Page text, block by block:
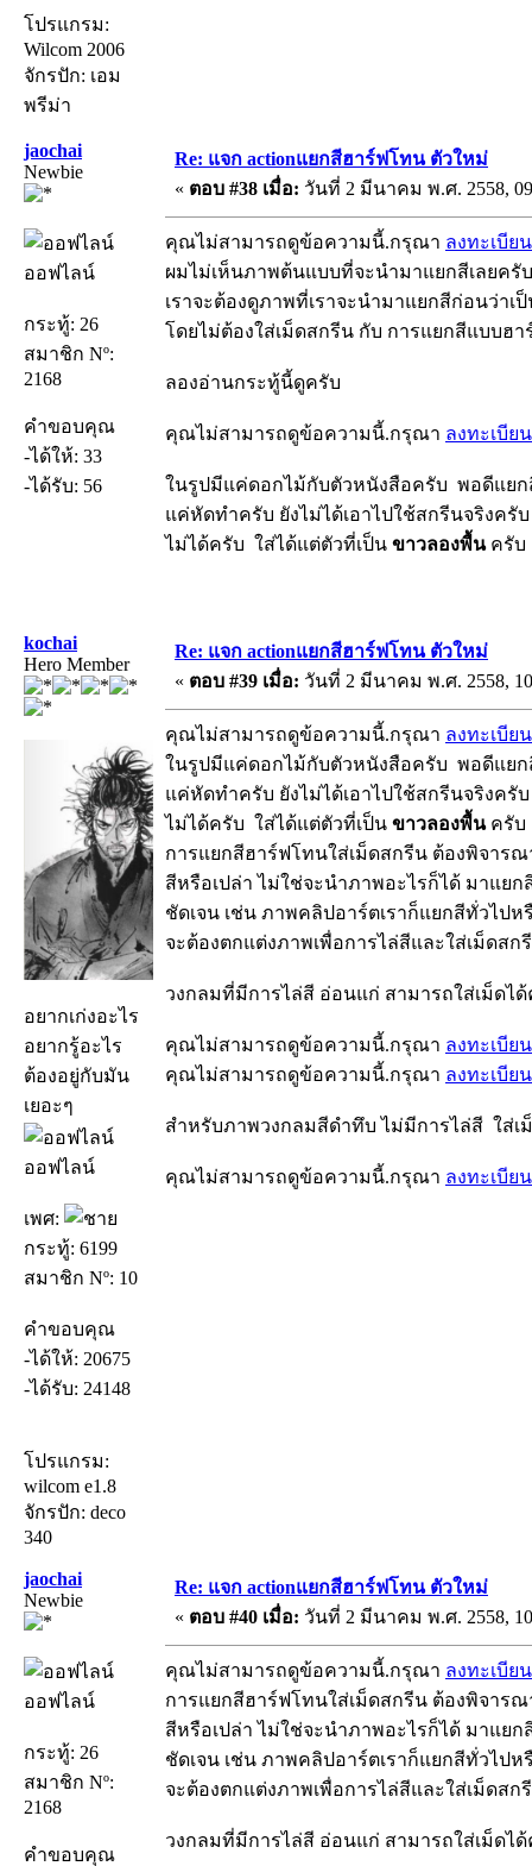
โปรแกรม:
Wilcom 2006
จักรปัก: เอม
พรีม่า
jaochai
Newbie
ออฟไลน์
กระทู้: 26
สมาชิก Nº:
2168
คำขอบคุณ
-ได้ให้: 33
-ได้รับ: 56
Re: แจก actionแยกสีฮาร์ฟโทน ตัวใหม่
« ตอบ #38 เมื่อ: วันที่ 2 มีนาคม พ.ศ. 2558,
คุณไม่สามารถดูข้อความนี้.กรุณา ลงทะเบียน
ผมไม่เห็นภาพต้นแบบที่จะนำมาแยกสีเลยครับ
เราจะต้องดูภาพที่เราจะนำมาแยกสีก่อนว่า
โดยไม่ต้องใส่เม็ดสกรีน กับ การแยกสีแบบฮ
ลองอ่านกระทู้นี้ดูครับ
คุณไม่สามารถดูข้อความนี้.กรุณา ลงทะเบียน
ในรูปมีแค่ดอกไม้กับตัวหนังสือครับ พอดีแยก
แค่หัดทำครับ ยังไม่ได้เอาไปใช้สกรีนจริงครั
ไม่ได้ครับ ใส่ได้แต่ตัวที่เป็น ขาวลองพื้นครับ
kochai
Hero Member
อยากเก่งอะไร
อยากรู้อะไร
ต้องอยู่กับมัน
เยอะๆ
ออฟไลน์
เพศ:
กระทู้: 6199
สมาชิก Nº: 10
คำขอบคุณ
-ได้ให้: 20675
-ได้รับ: 24148
โปรแกรม:
wilcom e1.8
จักรปัก: deco
340
Re: แจก actionแยกสีฮาร์ฟโทน ตัวใหม่
« ตอบ #39 เมื่อ: วันที่ 2 มีนาคม พ.ศ. 2558,
คุณไม่สามารถดูข้อความนี้.กรุณา ลงทะเบียน
ในรูปมีแค่ดอกไม้กับตัวหนังสือครับ พอดีแยก
แค่หัดทำครับ ยังไม่ได้เอาไปใช้สกรีนจริงครั
ไม่ได้ครับ ใส่ได้แต่ตัวที่เป็น ขาวลองพื้นครับ
การแยกสีฮาร์ฟโทนใส่เม็ดสกรีน ต้องพิจา
สีหรือเปล่า ไม่ใช่จะนำภาพอะไรก็ได้ มาแย
ชัดเจน เช่น ภาพคลิปอาร์ตเราก็แยกสีทั่วไปห
จะต้องตกแต่งภาพเพื่อการไล่สีและใส่เม็ดสก
วงกลมที่มีการไล่สี อ่อนแก่ สามารถใส่เม็ดไ
คุณไม่สามารถดูข้อความนี้.กรุณา ลงทะเบียน
คุณไม่สามารถดูข้อความนี้.กรุณา ลงทะเบียน
สำหรับภาพวงกลมสีดำทึบ ไม่มีการไล่สี ใส่เ
คุณไม่สามารถดูข้อความนี้.กรุณา ลงทะเบียน
jaochai
Newbie
ออฟไลน์
กระทู้: 26
สมาชิก Nº:
2168
คำขอบคุณ
Re: แจก actionแยกสีฮาร์ฟโทน ตัวใหม่
« ตอบ #40 เมื่อ: วันที่ 2 มีนาคม พ.ศ. 2558,
คุณไม่สามารถดูข้อความนี้.กรุณา ลงทะเบียน
การแยกสีฮาร์ฟโทนใส่เม็ดสกรีน ต้องพิจา
สีหรือเปล่า ไม่ใช่จะนำภาพอะไรก็ได้ มาแย
ชัดเจน เช่น ภาพคลิปอาร์ตเราก็แยกสีทั่วไปห
จะต้องตกแต่งภาพเพื่อการไล่สีและใส่เม็ดสก
วงกลมที่มีการไล่สี อ่อนแก่ สามารถใส่เม็ดไ